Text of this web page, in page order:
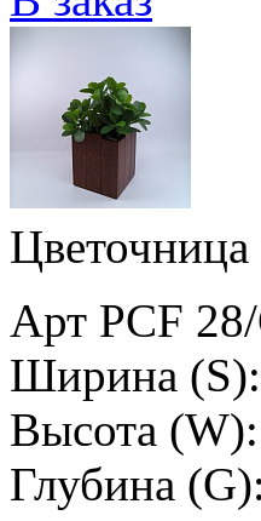
Арт PCF
Ширина
Высота
Глубина